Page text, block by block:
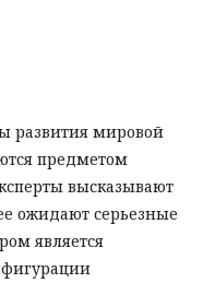
развития мировой
предметом
высказывают
ожидают серьезные
является